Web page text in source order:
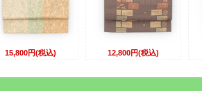
15,800円(税込) 12,800円(税込)